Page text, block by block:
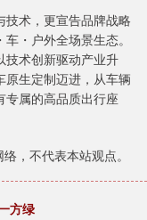
术，更宣告品牌战略
・户外全场景生态。
技术创新驱动产业升
生定制迈进，从车辆
专属的高品质出行座
，不代表本站观点。
方绿